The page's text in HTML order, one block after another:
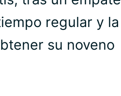
regular y la
su noveno